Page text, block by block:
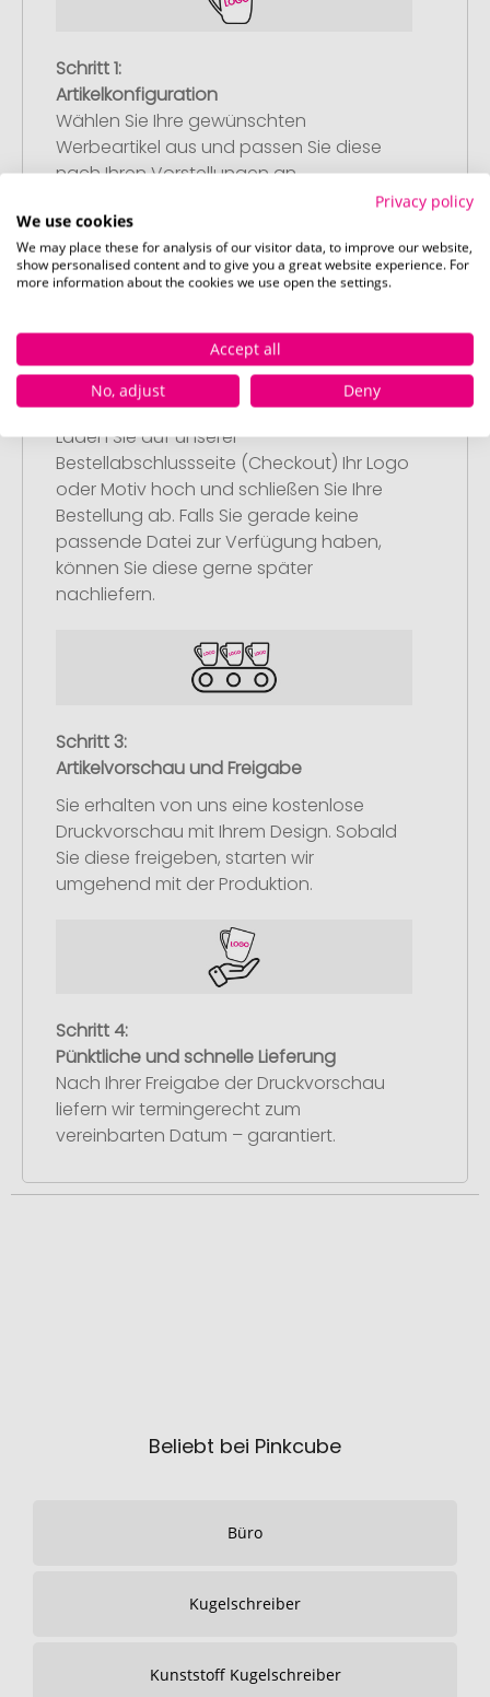
Schritt 1:
Artikelkonfiguration
Wählen Sie Ihre gewünschten
Werbeartikel aus und passen Sie diese
nach Ihren Vorstellungen an.
Anschließend legen Sie die konfigurierten
Artikel in Ihren Warenkorb.
Schritt 2:
Upload Ihres Logos oder Motivs
Laden Sie auf unserer
Bestellabschlussseite (Checkout) Ihr Logo
oder Motiv hoch und schließen Sie Ihre
Bestellung ab. Falls Sie gerade keine
passende Datei zur Verfügung haben,
können Sie diese gerne später
nachliefern.
Schritt 3:
Artikelvorschau und Freigabe
Sie erhalten von uns eine kostenlose
Druckvorschau mit Ihrem Design. Sobald
Sie diese freigeben, starten wir
umgehend mit der Produktion.
Schritt 4:
Pünktliche und schnelle Lieferung
Nach Ihrer Freigabe der Druckvorschau
liefern wir termingerecht zum
vereinbarten Datum – garantiert.
Beliebt bei Pinkcube
Büro
Kugelschreiber
Kunststoff Kugelschreiber
Privacy policy
We use cookies
We may place these for analysis of our visitor data, to improve our website,
show personalised content and to give you a great website experience. For
more information about the cookies we use open the settings.
Accept all
No, adjust
Deny